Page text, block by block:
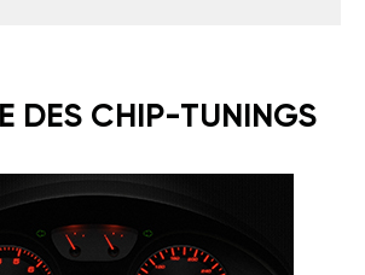
DES CHIP-TUNINGS